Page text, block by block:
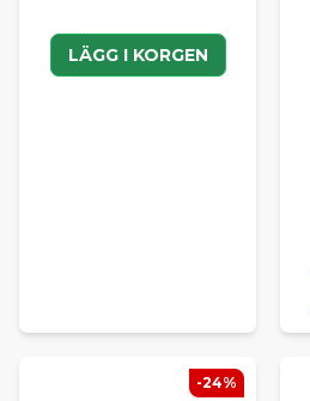
LÄGG I KORGEN
-24%